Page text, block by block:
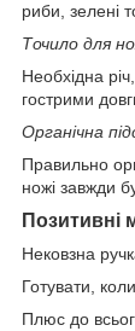
риби, зелені
Точило для
Необхідна
гострими
Органічна
Правильно
ножі завжди
Позитивні
Нековзна
Готувати,
Плюс до